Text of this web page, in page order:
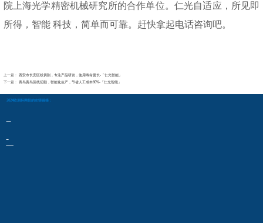
院上海光学精密机械研究所的合作单位。仁光自适应，所见即
所得，智能科技，简单而可靠。赶快拿起电话咨询吧。
上一篇： 西安市长安区线切割，专注产品研发，使用寿命更长-「仁光智能」
下一篇： 青岛黄岛区线切割，智能化生产，节省人工成本60%-「仁光智能」
2024欧洲杯网投的友情链接：